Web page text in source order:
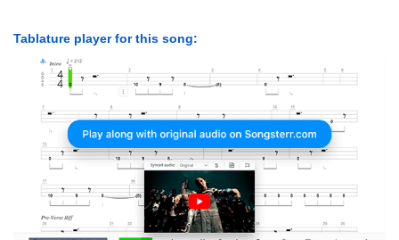
Tablature player for this song: